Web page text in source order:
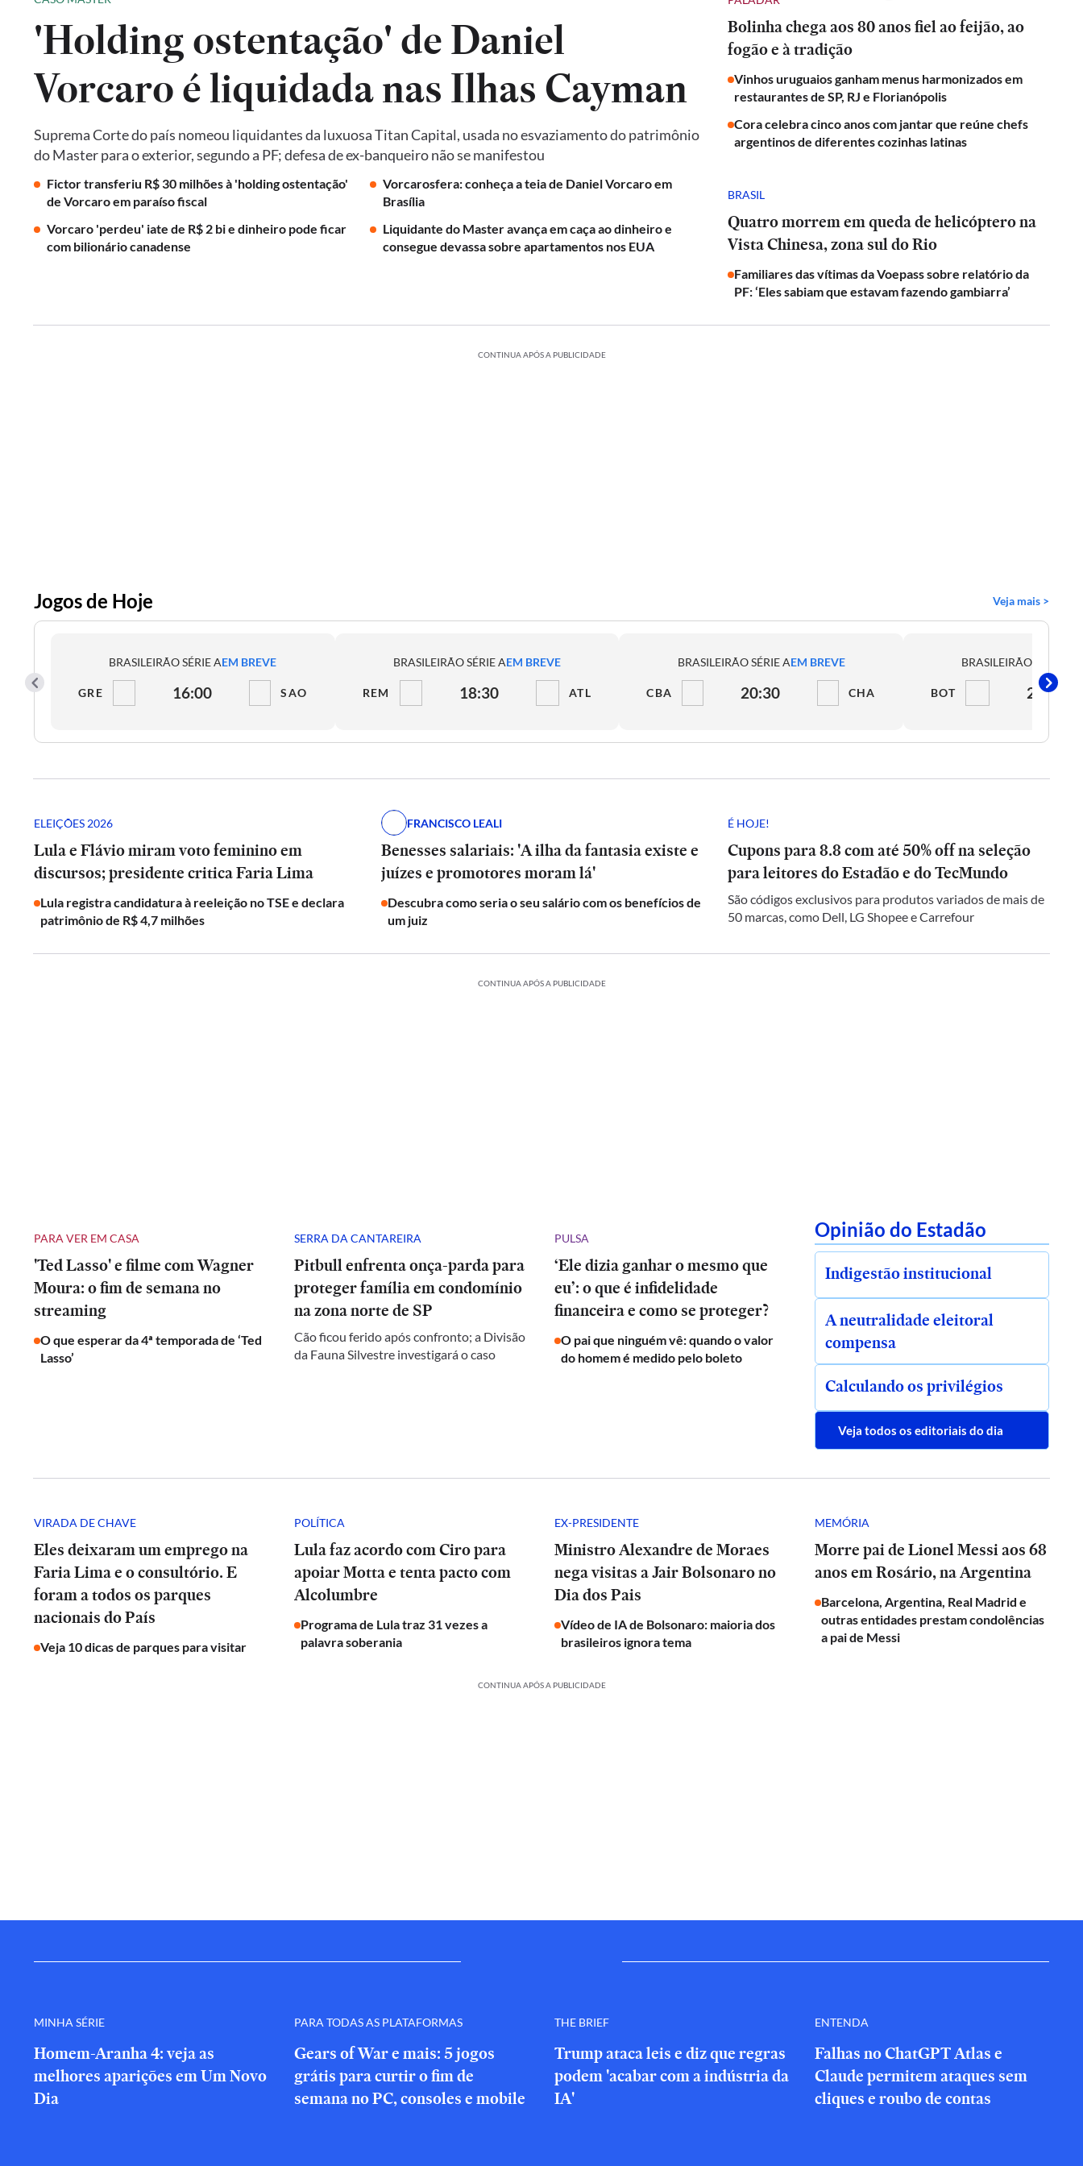
'Holding ostentação' de Daniel
Vorcaro é liquidada nas Ilhas Cayman
Suprema Corte do país nomeou liquidantes da luxuosa Titan Capital, usada no esvaziamento do patrimônio
do Master para o exterior, segundo a PF; defesa de ex-banqueiro não se manifestou
Fictor transferiu R$ 30 milhões à 'holding ostentação'
de Vorcaro em paraíso fiscal
Vorcarosfera: conheça a teia de Daniel Vorcaro em
Brasília
Vorcaro 'perdeu' iate de R$ 2 bi e dinheiro pode ficar
com bilionário canadense
Liquidante do Master avança em caça ao dinheiro e
consegue devassa sobre apartamentos nos EUA
Bolinha chega aos 80 anos fiel ao feijão, ao
fogão e à tradição
Vinhos uruguaios ganham menus harmonizados em
restaurantes de SP, RJ e Florianópolis
Cora celebra cinco anos com jantar que reúne chefs
argentinos de diferentes cozinhas latinas
BRASIL
Quatro morrem em queda de helicóptero na
Vista Chinesa, zona sul do Rio
Familiares das vítimas da Voepass sobre relatório da
PF: ‘Eles sabiam que estavam fazendo gambiarra’
CONTINUA APÓS A PUBLICIDADE
Jogos de Hoje Veja mais >
BRASILEIRÃO SÉRIE AEM BREVE
GRE 16:00 SAO
BRASILEIRÃO SÉRIE AEM BREVE
REM 18:30 ATL
BRASILEIRÃO SÉRIE AEM BREVE
CBA 20:30 CHA
BRASILEIRÃO SÉRIE A
BOT 21:00
ELEIÇÕES 2026
Lula e Flávio miram voto feminino em
discursos; presidente critica Faria Lima
Lula registra candidatura à reeleição no TSE e declara
patrimônio de R$ 4,7 milhões
FRANCISCO LEALI
Benesses salariais: 'A ilha da fantasia existe e
juízes e promotores moram lá'
Descubra como seria o seu salário com os benefícios de
um juiz
É HOJE!
Cupons para 8.8 com até 50% off na seleção
para leitores do Estadão e do TecMundo
São códigos exclusivos para produtos variados de mais de
50 marcas, como Dell, LG Shopee e Carrefour
CONTINUA APÓS A PUBLICIDADE
PARA VER EM CASA
'Ted Lasso' e filme com Wagner
Moura: o fim de semana no
streaming
O que esperar da 4ª temporada de ‘Ted
Lasso’
SERRA DA CANTAREIRA
Pitbull enfrenta onça-parda para
proteger família em condomínio
na zona norte de SP
Cão ficou ferido após confronto; a Divisão
da Fauna Silvestre investigará o caso
PULSA
‘Ele dizia ganhar o mesmo que
eu’: o que é infidelidade
financeira e como se proteger?
O pai que ninguém vê: quando o valor
do homem é medido pelo boleto
Opinião do Estadão
Indigestão institucional
A neutralidade eleitoral
compensa
Calculando os privilégios
Veja todos os editoriais do dia
VIRADA DE CHAVE
Eles deixaram um emprego na
Faria Lima e o consultório. E
foram a todos os parques
nacionais do País
Veja 10 dicas de parques para visitar
POLÍTICA
Lula faz acordo com Ciro para
apoiar Motta e tenta pacto com
Alcolumbre
Programa de Lula traz 31 vezes a
palavra soberania
EX-PRESIDENTE
Ministro Alexandre de Moraes
nega visitas a Jair Bolsonaro no
Dia dos Pais
Vídeo de IA de Bolsonaro: maioria dos
brasileiros ignora tema
MEMÓRIA
Morre pai de Lionel Messi aos 68
anos em Rosário, na Argentina
Barcelona, Argentina, Real Madrid e
outras entidades prestam condolências
a pai de Messi
CONTINUA APÓS A PUBLICIDADE
MINHA SÉRIE
Homem-Aranha 4: veja as
melhores aparições em Um Novo
Dia
PARA TODAS AS PLATAFORMAS
Gears of War e mais: 5 jogos
grátis para curtir o fim de
semana no PC, consoles e mobile
THE BRIEF
Trump ataca leis e diz que regras
podem 'acabar com a indústria da
IA'
ENTENDA
Falhas no ChatGPT Atlas e
Claude permitem ataques sem
cliques e roubo de contas